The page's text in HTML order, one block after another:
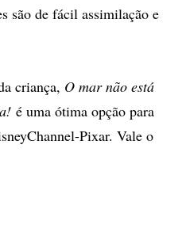
são de fácil assimilação e
criança, O mar não está
é uma ótima opção para
Pixar. Vale o